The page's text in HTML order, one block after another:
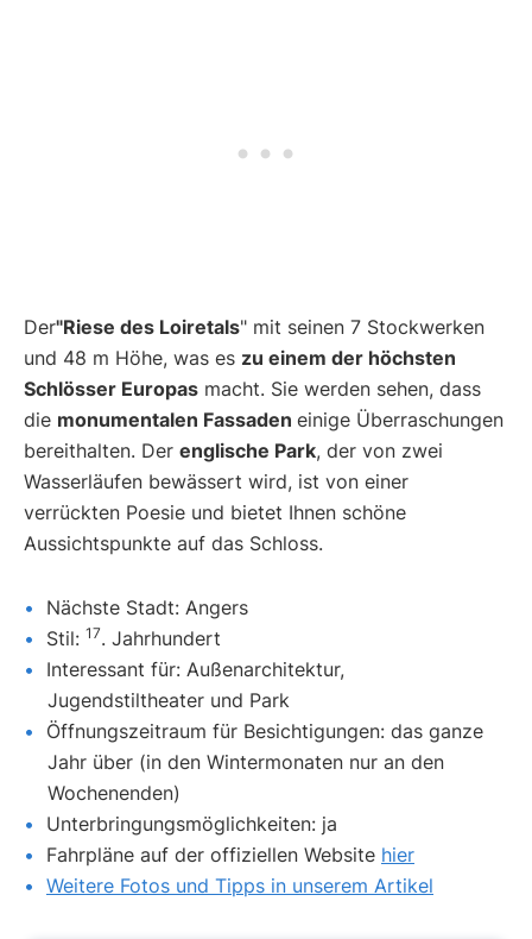
Der"Riese des Loiretals" mit seinen 7 Stockwerken
und 48 m Höhe, was es zu einem der höchsten
Schlösser Europas macht. Sie werden sehen, dass
die monumentalen Fassaden einige Überraschungen
bereithalten. Der englische Park, der von zwei
Wasserläufen bewässert wird, ist von einer
verrückten Poesie und bietet Ihnen schöne
Aussichtspunkte auf das Schloss.
Nächste Stadt: Angers
Stil: 17. Jahrhundert
Interessant für: Außenarchitektur,
Jugendstiltheater und Park
Öffnungszeitraum für Besichtigungen: das ganze
Jahr über (in den Wintermonaten nur an den
Wochenenden)
Unterbringungsmöglichkeiten: ja
Fahrpläne auf der offiziellen Website hier
Weitere Fotos und Tipps in unserem Artikel